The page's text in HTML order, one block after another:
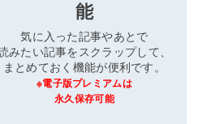
能
気に入った記事やあとで
みたい記事をスクラップして、
まとめておく機能が便利です。
※電子版プレミアムは
永久保存可能